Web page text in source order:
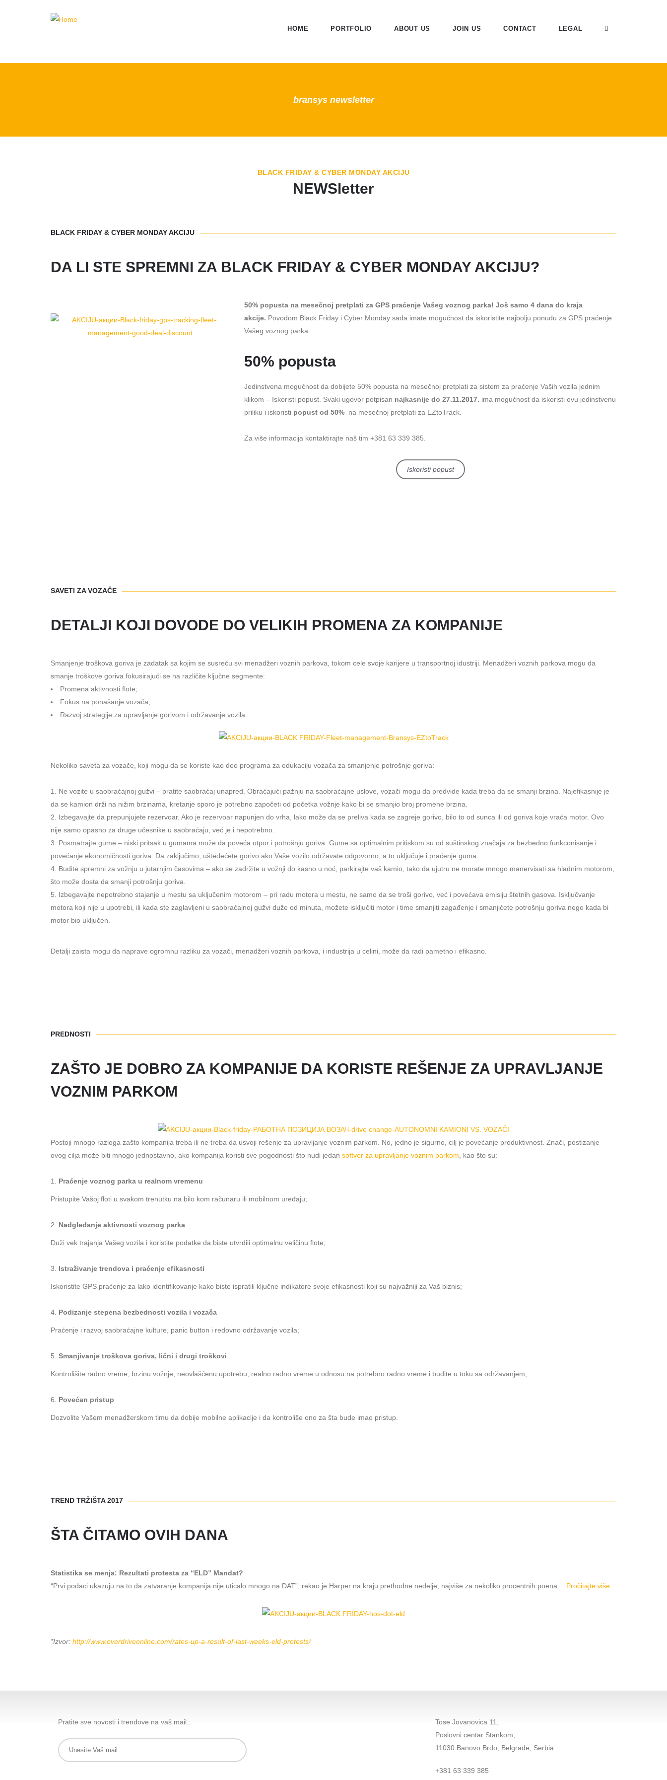
HOME PORTFOLIO ABOUT US JOIN US CONTACT LEGAL
bransys newsletter
BLACK FRIDAY & CYBER MONDAY AKCIJU
NEWSletter
BLACK FRIDAY & CYBER MONDAY AKCIJU
DA LI STE SPREMNI ZA BLACK FRIDAY & CYBER MONDAY AKCIJU?
50% popusta na mesečnoj pretplati za GPS praćenje Vašeg voznog parka! Još samo 4 dana do kraja
akcije. Povodom Black Friday i Cyber Monday sada imate mogućnost da iskoristite najbolju ponudu za GPS praćenje
Vašeg voznog parka.
50% popusta
Jedinstvena mogućnost da dobijete 50% popusta na mesečnoj pretplati za sistem za praćenje Vaših vozila jednim
klikom – Iskoristi popust. Svaki ugovor potpisan najkasnije do 27.11.2017. ima mogućnost da iskoristi ovu jedinstvenu
priliku i iskoristi popust od 50% na mesečnoj pretplati za EZtoTrack.
Za više informacija kontaktirajte naš tim +381 63 339 385.
Iskoristi popust
SAVETI ZA VOZAČE
DETALJI KOJI DOVODE DO VELIKIH PROMENA ZA KOMPANIJE
Smanjenje troškova goriva je zadatak sa kojim se susreću svi menadžeri voznih parkova, tokom cele svoje karijere u transportnoj idustriji. Menadžeri voznih parkova mogu da
smanje troškove goriva fokusirajući se na različite ključne segmente:
Promena aktivnosti flote;
Fokus na ponašanje vozača;
Razvoj strategije za upravljanje gorivom i održavanje vozila.
Nekoliko saveta za vozače, koji mogu da se koriste kao deo programa za edukaciju vozača za smanjenje potrošnje goriva:
Ne vozite u saobraćajnoj gužvi – pratite saobraćaj unapred. Obraćajući pažnju na saobraćajne uslove, vozači mogu da predvide kada treba da se smanji brzina. Najefikasnije je
da se kamion drži na nižim brzinama, kretanje sporo je potrebno započeti od početka vožnje kako bi se smanjio broj promene brzina.
Izbegavajte da prepunjujete rezervoar. Ako je rezervoar napunjen do vrha, lako može da se preliva kada se zagreje gorivo, bilo to od sunca ili od goriva koje vraća motor. Ovo
nije samo opasno za druge učesnike u saobraćaju, već je i nepotrebno.
Posmatrajte gume – niski pritsak u gumama može da poveća otpor i potrošnju goriva. Gume sa optimalnim pritiskom su od suštinskog značaja za bezbedno funkconisanje i
povećanje ekonomičnosti goriva. Da zaključimo, uštedećete gorivo ako Vaše vozilo održavate odgovorno, a to uključuje i praćenje guma.
Budite spremni za vožnju u jutarnjim časovima – ako se zadržite u vožnji do kasno u noć, parkirajte vaš kamio, tako da ujutru ne morate mnogo manervisati sa hladnim motorom,
što može dosta da smanji potrošnju goriva.
Izbegavajte nepotrebno stajanje u mestu sa uključenim motorom – pri radu motora u mestu, ne samo da se troši gorivo, već i povećava emisiju štetnih gasova. Isključvanje
motora koji nije u upotrebi, ili kada ste zaglavljeni u saobraćajnoj gužvi duže od minuta, možete isključiti motor i time smanjiti zagađenje i smanjićete potrošnju goriva nego kada bi
motor bio uključen.
Detalji zaista mogu da naprave ogromnu razliku za vozači, menadžeri voznih parkova, i industrija u celini, može da radi pametno i efikasno.
PREDNOSTI
ZAŠTO JE DOBRO ZA KOMPANIJE DA KORISTE REŠENJE ZA UPRAVLJANJE
VOZNIM PARKOM
Postoji mnogo razloga zašto kompanija treba ili ne treba da usvoji rešenje za upravljanje voznim parkom. No, jedno je sigurno, cilj je povećanje produktivnost. Znači, postizanje
ovog cilja može biti mnogo jednostavno, ako kompanija koristi sve pogodnosti što nudi jedan sоftver za upravljanje voznim pаrkom , kao što su:
Praćenje voznog parka u realnom vremenu
Pristupite Vašoj floti u svakom trenutku na bilo kom računaru ili mobilnom uređaju;
Nadgledanje aktivnosti voznog parka
Duži vek trajanja Vašeg vozila i koristite podatke da biste utvrdili optimalnu veličinu flote;
Istraživanje trendova i praćenje efikasnosti
Iskoristite GPS praćenje za lako identifikovanje kako biste ispratili ključne indikatore svoje efikasnosti koji su najvažniji za Vaš biznis;
Podizanje stepena bezbednosti vozila i vozača
Praćenje i razvoj saobraćajne kulture, panic button i redovno održavanje vozila;
Smanjivanje troškova goriva, lični i drugi troškovi
Kontrolišite radno vreme, brzinu vožnje, neovlašćenu upotrebu, realno radno vreme u odnosu na potrebno radno vreme i budite u toku sa održavanjem;
Povećan pristup
Dozvolite Vašem menadžerskom timu da dobije mobilne aplikacije i da kontroliše ono za šta bude imao pristup.
TREND TRŽIŠTA 2017
ŠTA ČITAMO OVIH DANA
Statistika se menja: Rezultati protesta za “ELD” Mandat?
“Prvi podaci ukazuju na to da zatvaranje kompanija nije uticalo mnogo na DAT”, rekao je Harper na kraju prethodne nedelje, najviše za nekoliko procentnih poena… Pročitajte više
*Izvor: http://www.overdriveonline.com/rates-up-a-result-of-last-weeks-eld-protests/
Pratite sve novosti i trendove na vaš mail.:
Tose Jovanovica 11,
Poslovni centar Stankom,
11030 Banovo Brdo, Belgrade, Serbia
+381 63 339 385